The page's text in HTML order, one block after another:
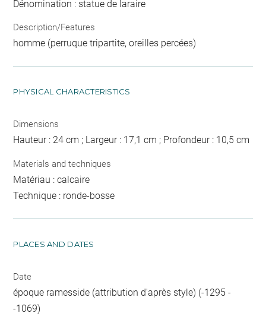
Dénomination : statue de laraire
Description/Features
homme (perruque tripartite, oreilles percées)
PHYSICAL CHARACTERISTICS
Dimensions
Hauteur : 24 cm ; Largeur : 17,1 cm ; Profondeur : 10,5 cm
Materials and techniques
Matériau : calcaire
Technique : ronde-bosse
PLACES AND DATES
Date
époque ramesside (attribution d'après style) (-1295 -
-1069)